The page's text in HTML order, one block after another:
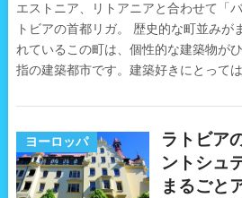
エストニア、リトアニアと合わせて「
トビアの首都リガ。 歴史的な町並みが
れているこの町は、個性的な建築物が
指の建築都市です。建築好きにとって
ヨーロッパ
ラトビア
ントシュ
まるごと